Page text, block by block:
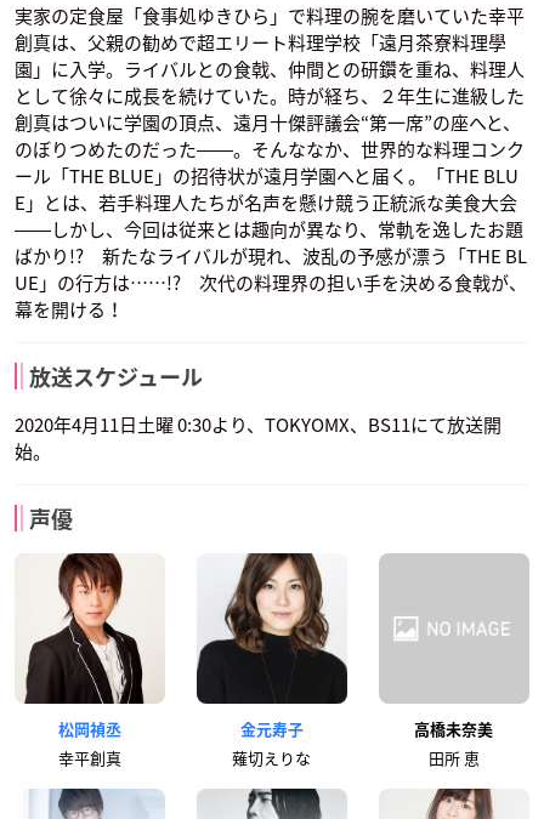
実家の定食屋「食事処ゆきひら」で料理の腕を磨いていた幸平
創真は、父親の勧めで超エリート料理学校「遠月茶寮料理學
園」に入学。ライバルとの食戟、仲間との研鑽を重ね、料理人
として徐々に成長を続けていた。時が経ち、２年生に進級した
創真はついに学園の頂点、遠月十傑評議会“第一席”の座へと、
のぼりつめたのだった――。そんななか、世界的な料理コンク
ール「THE BLUE」の招待状が遠月学園へと届く。「THE BLU
E」とは、若手料理人たちが名声を懸け競う正統派な美食大会
――しかし、今回は従来とは趣向が異なり、常軌を逸したお題
ばかり!? 新たなライバルが現れ、波乱の予感が漂う「THE BL
UE」の行方は……!? 次代の料理界の担い手を決める食戟が、
幕を開ける！
放送スケジュール
2020年4月11日土曜 0:30より、TOKYOMX、BS11にて放送開
始。
声優
松岡禎丞
幸平創真
金元寿子
薙切えりな
高橋未奈美
田所 恵